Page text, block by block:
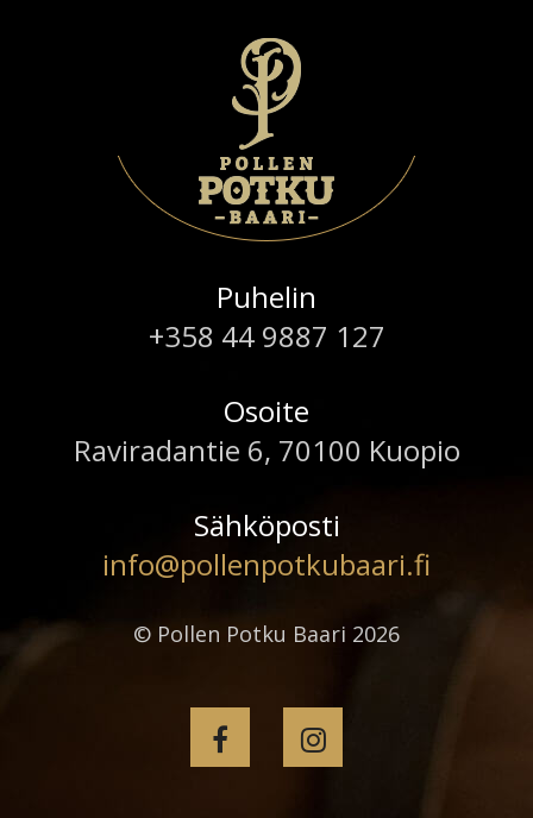
Puhelin
+358 44 9887 127
Osoite
Raviradantie 6, 70100 Kuopio
Sähköposti
info@pollenpotkubaari.fi
© Pollen Potku Baari 2026